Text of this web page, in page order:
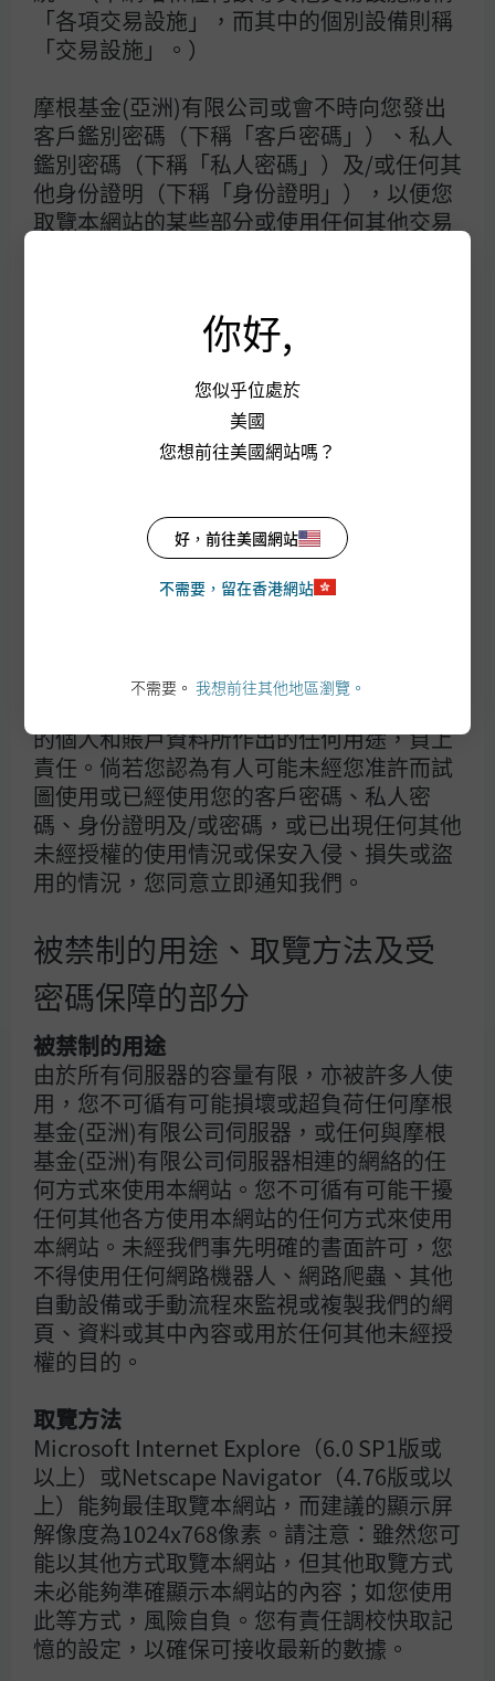
「各項交易設施」，而其中的個別設備則稱
「交易設施」。）
摩根基金(亞洲)有限公司或會不時向您發出
客戶鑑別密碼（下稱「客戶密碼」）、私人
鑑別密碼（下稱「私人密碼」）及/或任何其
他身份證明（下稱「身份證明」），以便您
取覽本網站的某些部分或使用任何其他交易
碼、私人密碼或身份證明，取覽本網站的該
某些部分或使用該任何其他交易設施，摩根
基金(亞洲)有限公司即有權假設該人士為您
本人或可代您行事的獲授 權人。
您同意對在您的賬戶或密碼下，因您的行
責任。倘若您向任何人（等）或個體透露您
的賬戶編號、客戶密碼、私人密碼、身份證
明及/或密碼，您即承受與此透露相關的所有
風險及損失。倘若您容許任何其他人（等）
法，您須為由您的各賬戶所導致進行的任何
的個人和賬戶資料所作出的任何用途，負上
責任。倘若您認為有人可能未經您准許而試
圖使用或已經使用您的客戶密碼、私人密
碼、身份證明及/或密碼，或已出現任何其他
未經授權的使用情況或保安入侵、損失或盜
用的情況，您同意立即通知我們。
被禁制的用途、取覽方法及受
密碼保障的部分
被禁制的用途
由於所有伺服器的容量有限，亦被許多人使
用，您不可循有可能損壞或超負荷任何摩根
基金(亞洲)有限公司伺服器，或任何與摩根
基金(亞洲)有限公司伺服器相連的網絡的任
何方式來使用本網站。您不可循有可能干擾
任何其他各方使用本網站的任何方式來使用
本網站。未經我們事先明確的書面許可，您
不得使用任何網路機器人、網路爬蟲、其他
自動設備或手動流程來監視或複製我們的網
頁、資料或其中內容或用於任何其他未經授
權的目的。
取覽方法
Microsoft Internet Explore（6.0 SP1版或
以上）或Netscape Navigator（4.76版或以
上）能夠最佳取覽本網站，而建議的顯示屏
解像度為1024x768像素。請注意：雖然您可
能以其他方式取覽本網站，但其他取覽方式
未必能夠準確顯示本網站的內容；如您使用
此等方式，風險自負。您有責任調校快取記
憶的設定，以確保可接收最新的數據。
木茲海峽（Strait of Hormuz）轉運的石油及天然氣均以亞
洲為目的地。對於日本及韓國等石油進口國而言，超過60%
濟體將依賴戰略儲備作為緩衝。所幸的是，韓國、台灣及日
本等東北亞經濟體一般擁有至少3至6個月的儲備量。即使
如此，能源與石化產品的供應若長時間中斷，仍可能導致半
導體及電子產品的生產延誤，或推高數據中心的建設成本。
該區域對中東天然氣的依賴，加上受儲存難
顯示，自俄烏衝突爆發起，直到油價跌破每桶100美
元，以及其後6個月間，各類資產的表現。在油價高企期
間，新興市場股票與固定收益均表現疲弱，而成熟市場股票
美國企業債券的表現優於政府債券。新興市場股票亦受美元
走強影響而受壓。黃金在此期間的表現同樣疲弱，與其在過
圖表2：資產類別表現
資料來源：彭博， FactSet， MSCI，摩根資產管理。反映截至2026年3月23日
的最新數據。
當油價跌破每桶100美元時，在美元略為回落的帶動下，新
興市場與亞洲股市出現反彈。然而，由於各地央行迅速推動
政策正常化，貨幣政策環境更為鷹派，固定收益的表現持續
疲弱。
自2月底美以聯合空襲伊朗以來，市場出現明顯波動，部分
亞洲市場及油價表現尤甚。過去三周內，股票與債券均出現
調整。如果霍爾木茲海峽持續受阻、美國未採取降溫行動，
或伊朗繼續攻擊區內的軍事目標或能源基礎設施，這種情況
短期內或會持續。投資者對流動性的偏好，可能成為短期內
主導市場的關鍵因素。
話雖如此，正如前文所述，目前所處的經濟與貨幣周期階段
顯示，任何固定收益的跌幅應不致於過於嚴重。與倉促地再
待局勢趨於平穩。同樣值得留意的是，在衝突爆發之前，受
惠於人工智能相關資本開支，環球增長動能一直維持穩定。
經濟活動的能源密集程度下降，以及能源來源日益多元化，
例如中國加大可再生能源發電，應有助緩衝油價及天然氣價
格高企所帶來的衝擊。隨著流向亞洲的石油供應最終恢復，
投資者亦應重新關注數據中心組件需求與組裝所帶來的正面
動力。此外，這亦帶來更長遠的影響，包括若霍爾木茲海峽
被封鎖的風險持續，海灣地區能源的風險溢價可能會上升，
而市場亦將重新聚焦於可再生能源，以降低對化石燃料的依
賴。
你好,
您似乎位處於
美國
您想前往美國網站嗎？
好，前往美國網站
不需要，留在香港網站
不需要。 我想前往其他地區瀏覽。